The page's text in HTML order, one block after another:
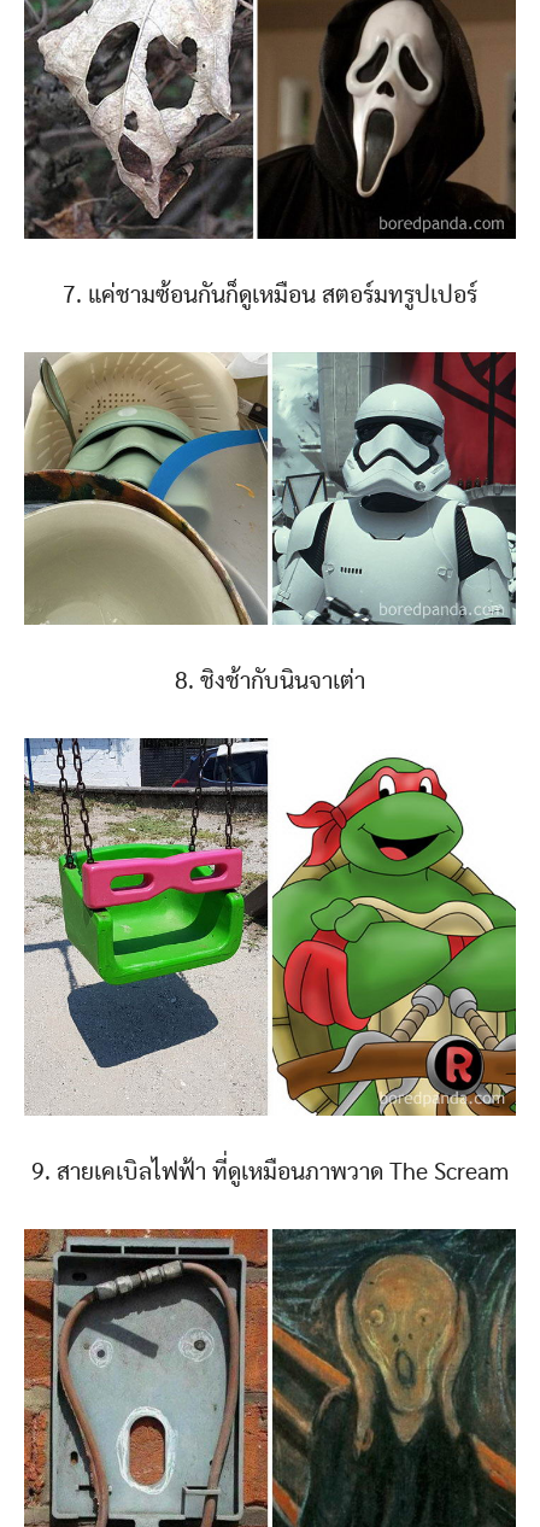
7. แค่ชามซ้อนกันก็ดูเหมือน สตอร์มทรูปเปอร์
8. ชิงช้ากับนินจาเต่า
9. สายเคเบิลไฟฟ้า ที่ดูเหมือนภาพวาด The Scream